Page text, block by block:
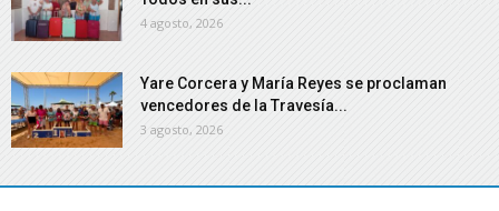
4 agosto, 2026
Yare Corcera y María Reyes se proclaman
vencedores de la Travesía...
3 agosto, 2026